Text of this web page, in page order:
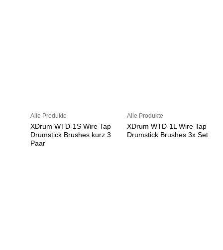
Alle Produkte
XDrum WTD-1S Wire Tap
Drumstick Brushes kurz 3
Paar
Alle Produkte
XDrum WTD-1L Wire Tap
Drumstick Brushes 3x Set